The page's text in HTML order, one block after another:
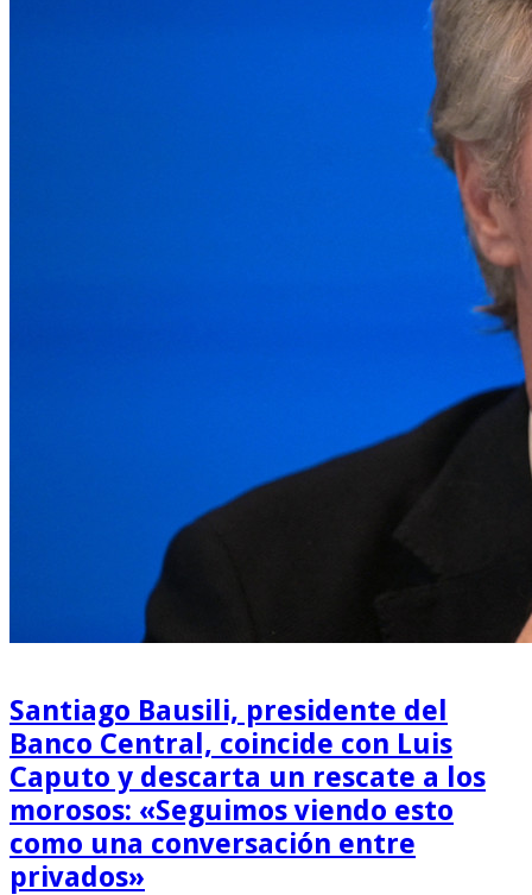
Santiago Bausili, presidente del
Banco Central, coincide con Luis
Caputo y descarta un rescate a los
morosos: «Seguimos viendo esto
como una conversación entre
privados»